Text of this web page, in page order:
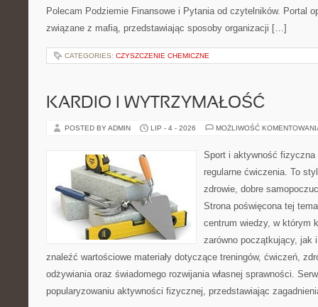
Polecam Podziemie Finansowe i Pytania od czytelników. Portal
związane z mafią, przedstawiając sposoby organizacji […]
CATEGORIES: CZYSZCZENIE CHEMICZNE
KARDIO I WYTRZYMAŁOŚĆ
POSTED BY ADMIN LIP - 4 - 2026 MOŻLIWOŚĆ
Sport i aktywność
regularne ćwiczenia. To
zdrowie, dobre
Strona poświęcona tej
centrum wiedzy, w którym
zarówno początkujący, jak
znaleźć wartościowe materiały dotyczące treningów, ćwiczeń,
odżywiania oraz świadomego rozwijania własnej sprawności.
popularyzowaniu aktywności fizycznej, przedstawiając